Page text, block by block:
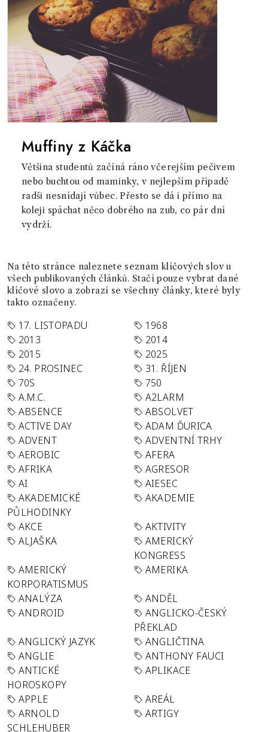
Muffiny z Káčka
Většina studentů začíná ráno včerejším pečivem
nebo buchtou od maminky, v nejlepším případě
radši nesnídají vůbec. Přesto se dá i přímo na
koleji spáchat něco dobrého na zub, co pár dní
vydrží.
Na této stránce naleznete seznam klíčových slov u
všech publikovaných článků. Stačí pouze vybrat dané
klíčové slovo a zobrazí se všechny články, které byly
takto označeny.
17. LISTOPADU
1968
2013
2014
2015
2025
24. PROSINEC
31. ŘÍJEN
70S
750
A.M.C.
A2LARM
ABSENCE
ABSOLVET
ACTIVE DAY
ADAM ĎURICA
ADVENT
ADVENTNÍ TRHY
AEROBIC
AFERA
AFRIKA
AGRESOR
AI
AIESEC
AKADEMICKÉ
PŮLHODINKY
AKADEMIE
AKCE
AKTIVITY
ALJAŠKA
AMERICKÝ
KONGRESS
AMERICKÝ
KORPORATISMUS
AMERIKA
ANALÝZA
ANDĚL
ANDROID
ANGLICKO-ČESKÝ
PŘEKLAD
ANGLICKÝ JAZYK
ANGLIČTINA
ANGLIE
ANTHONY FAUCI
ANTICKÉ
HOROSKOPY
APLIKACE
APPLE
AREÁL
ARNOLD
SCHLEHUBER
ARTIGY